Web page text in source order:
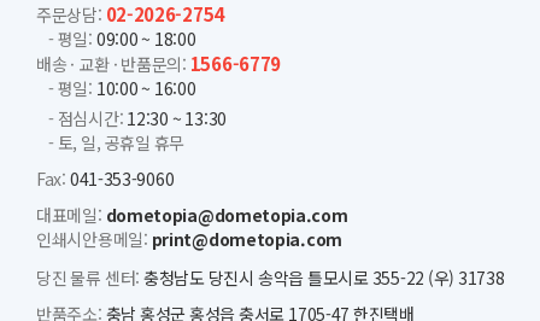
주문상담: 02-2026-2754
- 평일: 09:00 ~ 18:00
배송 · 교환 · 반품문의: 1566-6779
- 평일: 10:00 ~ 16:00
- 점심시간: 12:30 ~ 13:30
- 토, 일, 공휴일 휴무
Fax: 041-353-9060
대표메일: dometopia@dometopia.com
인쇄시안용메일: print@dometopia.com
당진 물류 센터: 충청남도 당진시 송악읍 틀모시로 355-22 (우) 31738
반품주소: 충남 홍성군 홍성읍 충서로 1705-47 한진택배